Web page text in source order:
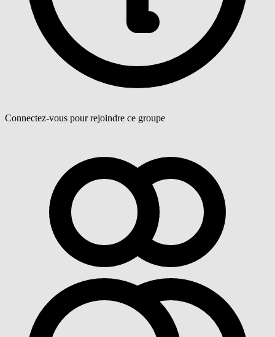
Connectez-vous pour rejoindre ce groupe